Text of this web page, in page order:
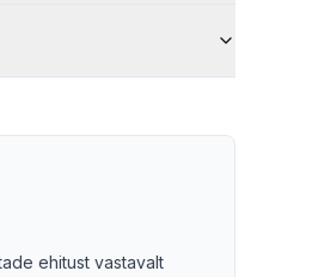
ehitust vastavalt